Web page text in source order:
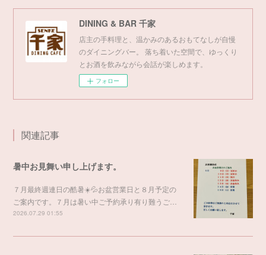
DINING & BAR 千家
店主の手料理と、温かみのあるおもてなしが自慢
のダイニングバー。 落ち着いた空間で、ゆっくり
とお酒を飲みながら会話が楽しめます。
フォロー
関連記事
暑中お見舞い申し上げます。
７月最終週連日の酷暑☀️💦お盆営業日と８月予定の
ご案内です。７月は暑い中ご予約承り有り難うご…
2026.07.29 01:55